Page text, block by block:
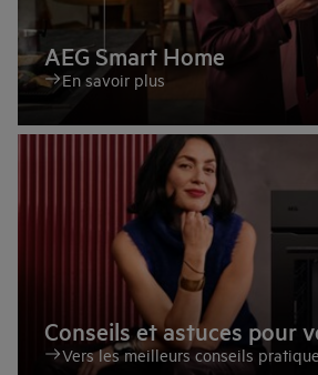
AEG Smart Home
En savoir plus
Conseils et astuces pour
Vers les meilleurs conseils